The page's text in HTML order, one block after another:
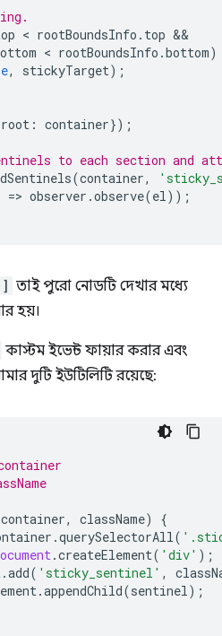
< rootBoundsInfo . top
< rootBoundsInfo .bottom)
, stickyTarget);
root : container});
to each section and
(container,
=> observer .observe(el ));
তাই পুরো নোডটি দেখার মধ্যে
হয়।
কাস্টম ইভেন্ট ফায়ার করার এবং
দুটি ইউটিলিটি রয়েছে:
container, className)
{
.querySelectorAll (
.createElement( 'div' );
.add( 'sticky_sentinel' ,
.appendChild(sentinel );